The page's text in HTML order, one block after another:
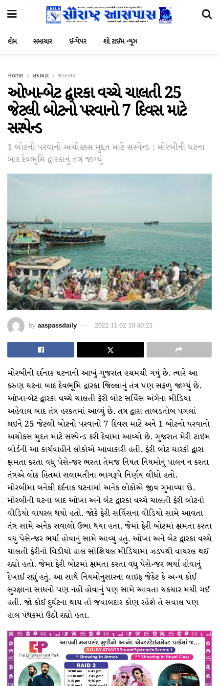
હોમ સમાચાર ઈ-પેપર શો ટાઈમ ન્યૂઝ
Home સમાચાર જામનગર
ઓખા-બેટ દ્વારકા વચ્ચે ચાલતી 25
જેટલી બોટનો પરવાનો 7 દિવસ માટે
સસ્પેન્ડ
1 બોટનો પરવાનો અચોક્કસ મુદ્દત માટે સસ્પેન્ડ : મોરબીની ઘટના
બાદ દેવભૂમિ દ્વારકાનું તંત્ર જાગ્યું
by aaspassdaily 2022-11-02 10:40:25
મોરબીની દર્દનાક ઘટનાની આખું ગુજરાત હચમચી ગયું છે. ત્યારે આ
કરુણ ઘટના બાદ દેવભૂમિ દ્રારકા જિલ્લાનું તંત્ર પણ સફળુ જાગ્યું છે.
ઓખા-બેટ દ્વારકા વચ્ચે ચાલતી ફેરી બોટ સર્વિસ અંગેના મીડિયા
અહેવાલ બાદ તંત્ર હરકતમાં આવ્યું છે. તંત્ર દ્વારા તાબડતોબ પગલાં
લઇને 25 જેટલી બોટનો પરવાનો 7 દિવસ માટે અને 1 બોટનો પરવાનો
અચોકસ મુદત માટે સસ્પેન્ડ કરી દેવામાં આવ્યો છે. ગુજરાત મેરી ટાઇમ
બોર્ડની આ કાર્યવાહીને લોકોએ આવાકારી હતી. ફેરી બોટ ધારકો દ્વારા
ક્ષમતા કરતા વધુ પેસેન્જર ભરતા તેમજ નિયત નિયમોનું પાલન ન કરતા
તંત્રએ લોક હિતમાં સલામતીના ભાગરૂપે નિર્ણય લીધો હતો.
મોરબીમાં બનેલી દર્દનાક ઘટનામાં અનેક લોકોએ જીવ ગુમાવ્યા છે.
મોરબીની ઘટના બાદ ઓખા અને બેટ દ્વારકા વચ્ચે ચાલતી ફેરી બોટનો
વીડિયો વાયરલ થયો હતો. જોકે ફેરી સર્વિસના વીડિયો સામે આવતા
તંત્ર સામે અનેક સવાલો ઉભા થયા હતા. જેમાં ફેરી બોટમાં ક્ષમતા કરતા
વધુ પેસેન્જર ભર્યા હોવાનું સામે આવ્યુ હતું. ઓખા અને બેટ દ્વારકા વચ્ચે
ચાલતી ફેરીનો વિડીયો હાલ સોશિયલ મીડિયામાં ઝડપથી વાયરલ થઈ
રહ્યો હતો. જેમાં ફેરી બોટમાં ક્ષમતા કરતા વધુ પેસેન્જર ભર્યા હોવાનું
દેખાઈ રહ્યું હતું. આ સાથે નિયમોનુસારના લાઇફ જેકેટ કે અન્ય કોઈ
સુરક્ષાના સાધનો પણ નહી હોવાનું પણ સામે આવતા ચકચાર મચી ગઈ
હતી. જો કોઈ દુર્ઘટના થાય તો જવાબદાર કોણ રહેશે તે સવાલ પણ
હાલ પંથકમાં ઉઠી રહ્યો હતા.